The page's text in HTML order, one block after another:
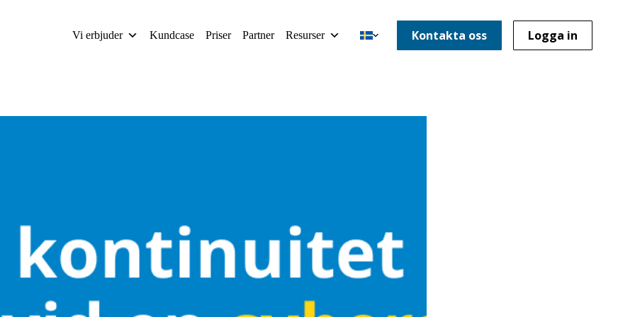
Vi erbjuder Kundcase Priser Partner Resurser Kontakta oss Logga in